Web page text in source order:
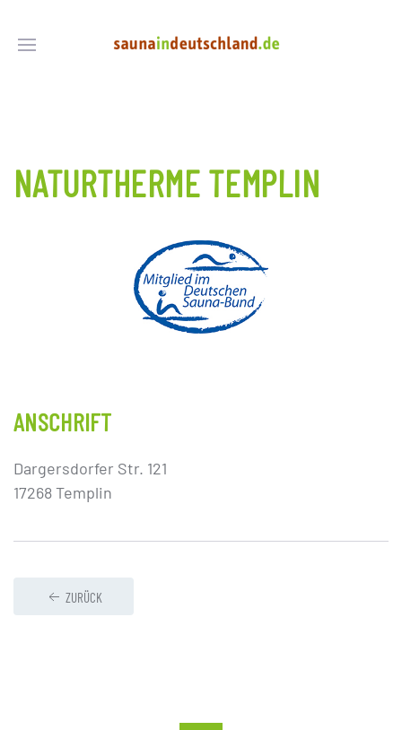
NATURTHERME TEMPLIN
ANSCHRIFT
Dargersdorfer Str. 121
17268 Templin
ZURÜCK